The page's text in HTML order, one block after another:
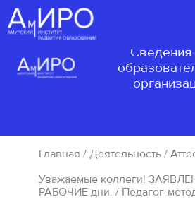
Сведения
Главная / Деятельность/
Уважаемые коллеги!
РАБОЧИЕ дни. / Педагог-